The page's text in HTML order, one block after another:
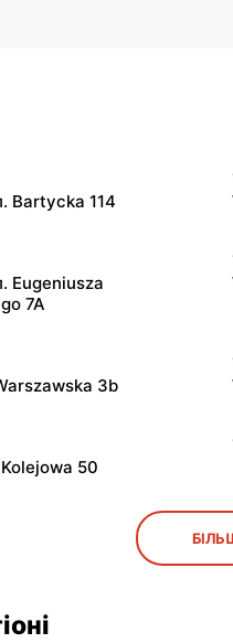
Bartycka 114
Eugeniusza
7A
3b
50